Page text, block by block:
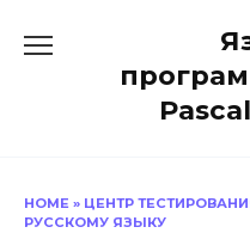
содержанию
HOME » ЦЕНТР
РУССКОМУ ЯЗЫКУ